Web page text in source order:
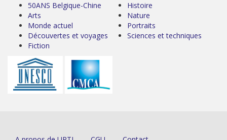
50ANS Belgique-Chine
Arts
Monde actuel
Découvertes et voyages
Fiction
Histoire
Nature
Portraits
Sciences et techniques